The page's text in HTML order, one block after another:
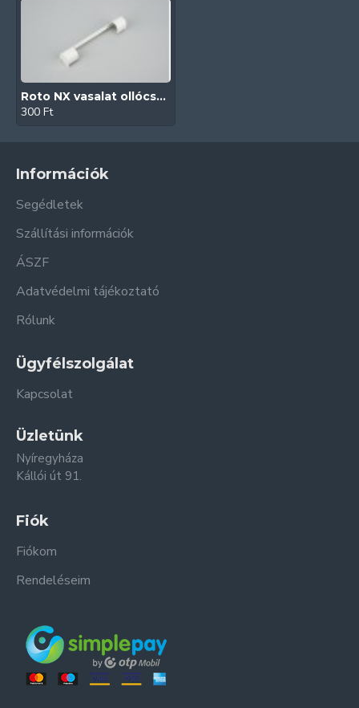
Roto NX vasalat ollócsapágy takaró (Fehér)
300 Ft
Információk
Segédletek
Szállítási információk
ÁSZF
Adatvédelmi tájékoztató
Rólunk
Ügyfélszolgálat
Kapcsolat
Üzletünk
Nyíregyháza
Kállói út 91.
Fiók
Fiókom
Rendeléseim